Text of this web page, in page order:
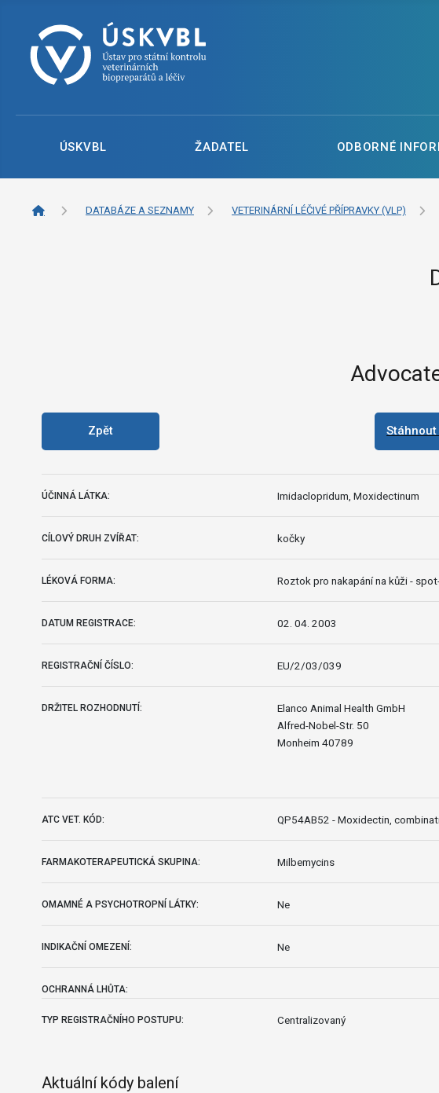
ÚSKVBL ŽADATEL ODBORNÉ
DATABÁZE A SEZNAMY VETERINÁRNÍ LÉČIVÉ PŘÍPRAVKY (VLP)
Zpět Stáhnout
ÚČINNÁ LÁTKA: Imidaclopridum, Moxidectinum
CÍLOVÝ DRUH ZVÍŘAT: kočky
LÉKOVÁ FORMA: Roztok pro nakapání na kůži -
DATUM REGISTRACE: 02. 04. 2003
REGISTRAČNÍ ČÍSLO: EU/2/03/039
DRŽITEL ROZHODNUTÍ:
Elanco Animal Health GmbH
Alfred-Nobel-Str. 50
Monheim 40789
ATC VET. KÓD: QP54AB52 - Moxidectin,
FARMAKOTERAPEUTICKÁ SKUPINA: Milbemycins
OMAMNÉ A PSYCHOTROPNÍ LÁTKY: Ne
INDIKAČNÍ OMEZENÍ: Ne
OCHRANNÁ LHŮTA:
TYP REGISTRAČNÍHO POSTUPU: Centralizovaný
Aktuální kódy balení